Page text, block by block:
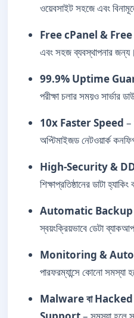
ওয়েবসাইট সহজে এবং
Free cPanel &
এবং সহজ ব্যবস্থাপনার জন্য।
99.9% Uptime
পরীক্ষা চলার সময়ও সার্ভার
10x Faster Speed –
অপ্টিমাইজড নেটওয়ার্ক
High-Security &
শিক্ষাপ্রতিষ্ঠানের ডাটা
Automatic
স্বয়ংক্রিয়ভাবে ডেটা
Monitoring &
পারফরম্যান্সে কোনো সমস্যা
Malware বা